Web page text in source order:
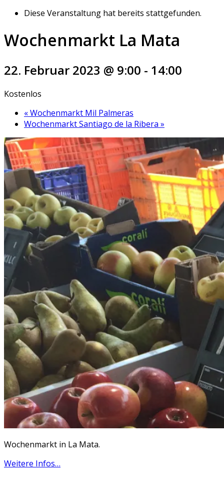
Diese Veranstaltung hat bereits stattgefunden.
Wochenmarkt La Mata
22. Februar 2023 @ 9:00 - 14:00
Kostenlos
«Wochenmarkt Mil Palmeras
Wochenmarkt Santiago de la Ribera »
Wochenmarkt in La Mata.
Weitere Infos…